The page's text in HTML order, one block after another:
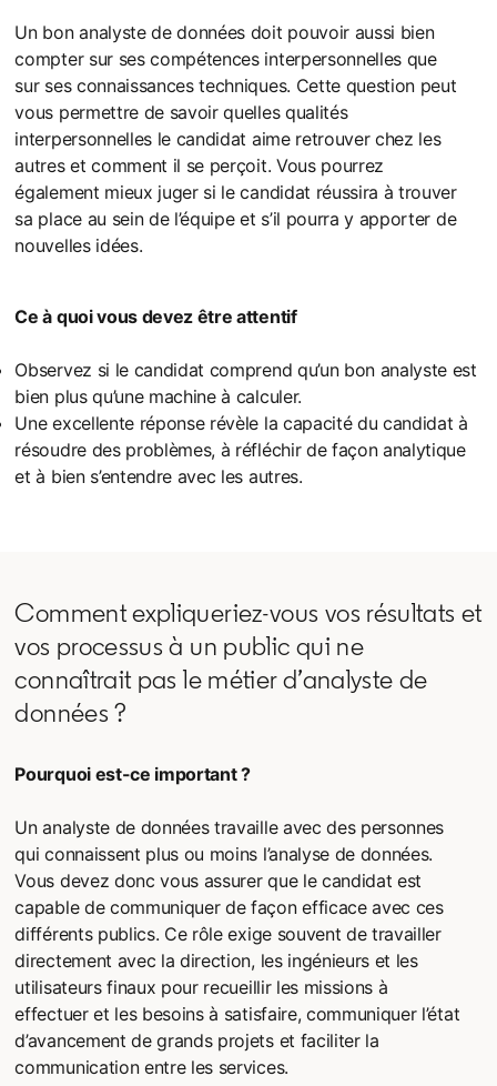
Un bon analyste de données doit pouvoir aussi bien
compter sur ses compétences interpersonnelles que
sur ses connaissances techniques. Cette question peut
vous permettre de savoir quelles qualités
interpersonnelles le candidat aime retrouver chez les
autres et comment il se perçoit. Vous pourrez
également mieux juger si le candidat réussira à trouver
sa place au sein de l’équipe et s’il pourra y apporter de
nouvelles idées.
Ce à quoi vous devez être attentif
Observez si le candidat comprend qu’un bon analyste est
bien plus qu’une machine à calculer.
Une excellente réponse révèle la capacité du candidat à
résoudre des problèmes, à réfléchir de façon analytique
et à bien s’entendre avec les autres.
Comment expliqueriez-vous vos résultats et
vos processus à un public qui ne
connaîtrait pas le métier d’analyste de
données ?
Pourquoi est-ce important ?
Un analyste de données travaille avec des personnes
qui connaissent plus ou moins l’analyse de données.
Vous devez donc vous assurer que le candidat est
capable de communiquer de façon efficace avec ces
différents publics. Ce rôle exige souvent de travailler
directement avec la direction, les ingénieurs et les
utilisateurs finaux pour recueillir les missions à
effectuer et les besoins à satisfaire, communiquer l’état
d’avancement de grands projets et faciliter la
communication entre les services.